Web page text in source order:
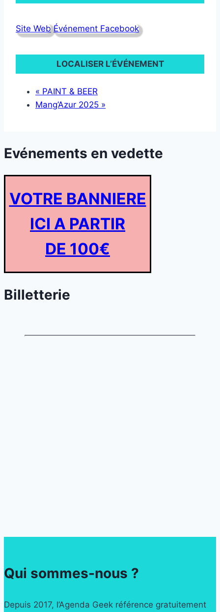
Site Web Événement Facebook
LOCALISER L’ÉVÉNEMENT
« PAINT & BEER
Mang’Azur 2025 »
Evénements en vedette
VOTRE BANNIERE
ICI A PARTIR
DE 100€
Billetterie
Qui sommes-nous ?
Depuis 2017, l’Agenda Geek référence gratuitement